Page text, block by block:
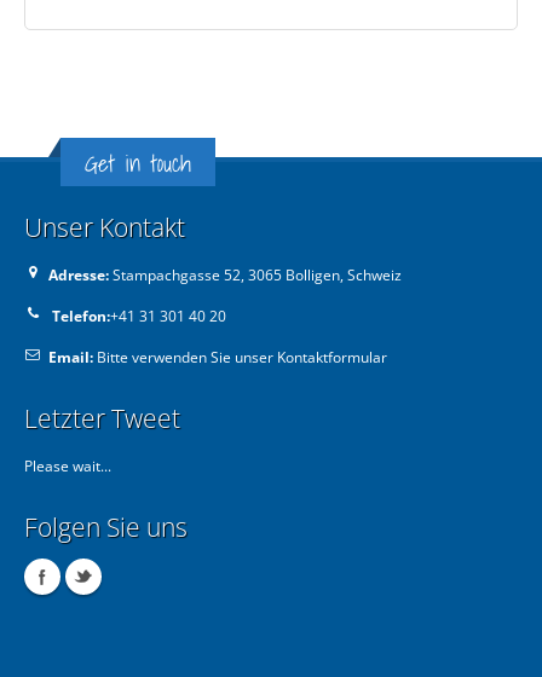
Get in touch
Unser Kontakt
Adresse:Stampachgasse 52, 3065 Bolligen, Schweiz
Telefon:+41 31 301 40 20
Email: Bitte verwenden Sie unser Kontaktformular
Letzter Tweet
Please wait...
Folgen Sie uns